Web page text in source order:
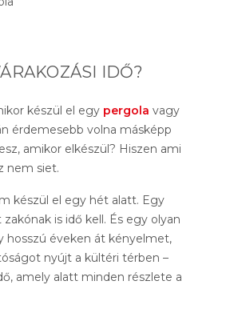
IDŐ?
készül el egy pergola vagy
érdemesebb volna másképp
amikor elkészül? Hiszen ami
nem siet.
készül el egy hét alatt. Egy
is idő kell. És egy olyan
hosszú éveken át kényelmet,
nyújt a kültéri térben –
amely alatt minden részlete a